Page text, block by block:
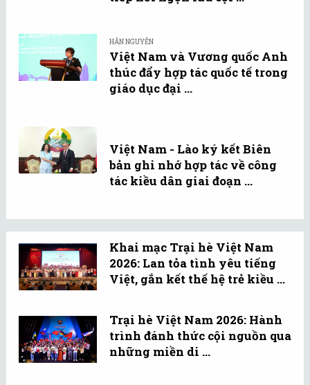
HÂN NGUYỄN
Việt Nam và Vương quốc Anh
thúc đẩy hợp tác quốc tế trong
giáo dục đại ...
Việt Nam - Lào ký kết Biên
bản ghi nhớ hợp tác về công
tác kiều dân giai đoạn ...
Khai mạc Trại hè Việt Nam
2026: Lan tỏa tình yêu tiếng
Việt, gắn kết thế hệ trẻ kiều ...
Trại hè Việt Nam 2026: Hành
trình đánh thức cội nguồn qua
những miền di ...